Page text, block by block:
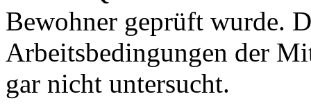
Bewohner geprüft wurde.
Arbeitsbedingungen der
gar nicht untersucht.